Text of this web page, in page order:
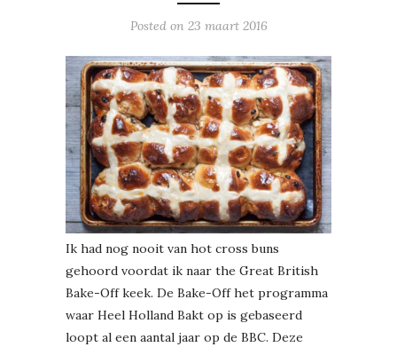
Posted on 23 maart 2016
Ik had nog nooit van hot cross buns
gehoord voordat ik naar the Great British
Bake-Off keek. De Bake-Off het programma
waar Heel Holland Bakt op is gebaseerd
loopt al een aantal jaar op de BBC. Deze